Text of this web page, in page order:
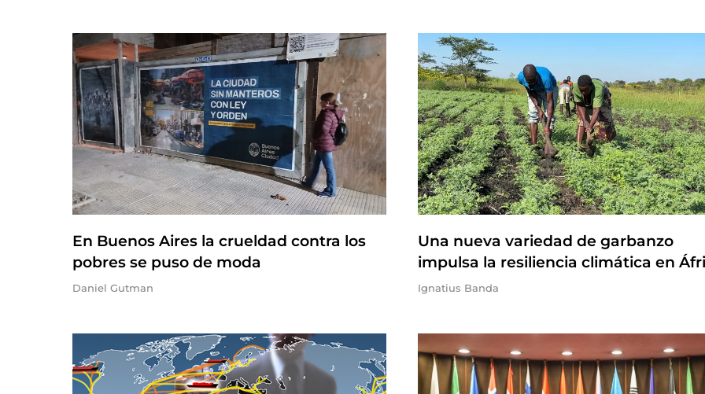
En Buenos Aires la crueldad contra los
pobres se puso de moda
Daniel Gutman
Una nueva variedad de garbanzo
impulsa la resiliencia climática en
Ignatius Banda